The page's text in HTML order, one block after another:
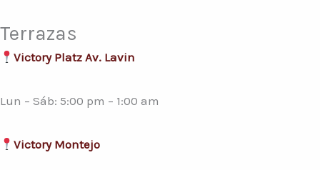
Terrazas
Victory Platz Av. Lavin
Lun – Sáb: 5:00 pm – 1:00 am
Victory Montejo